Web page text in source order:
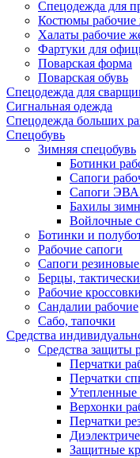
Спецодежда для
Костюмы рабочие
Халаты рабочие
Фартуки для
Поварская форма
Поварская обувь
Спецодежда для
Сигнальная одежда
Спецодежда больших
Спецобувь
Зимняя спецобувь
Ботинки
Сапоги
Сапоги ЭВА
Бахилы
Войлочные
Ботинки и
Рабочие сапоги
Сапоги
Берцы,
Рабочие
Сандалии рабочие
Сабо, тапочки
Средства
Средства защиты
Перчатки
Перчатки
Утепленные
Верхонки
Перчатки
Защитные